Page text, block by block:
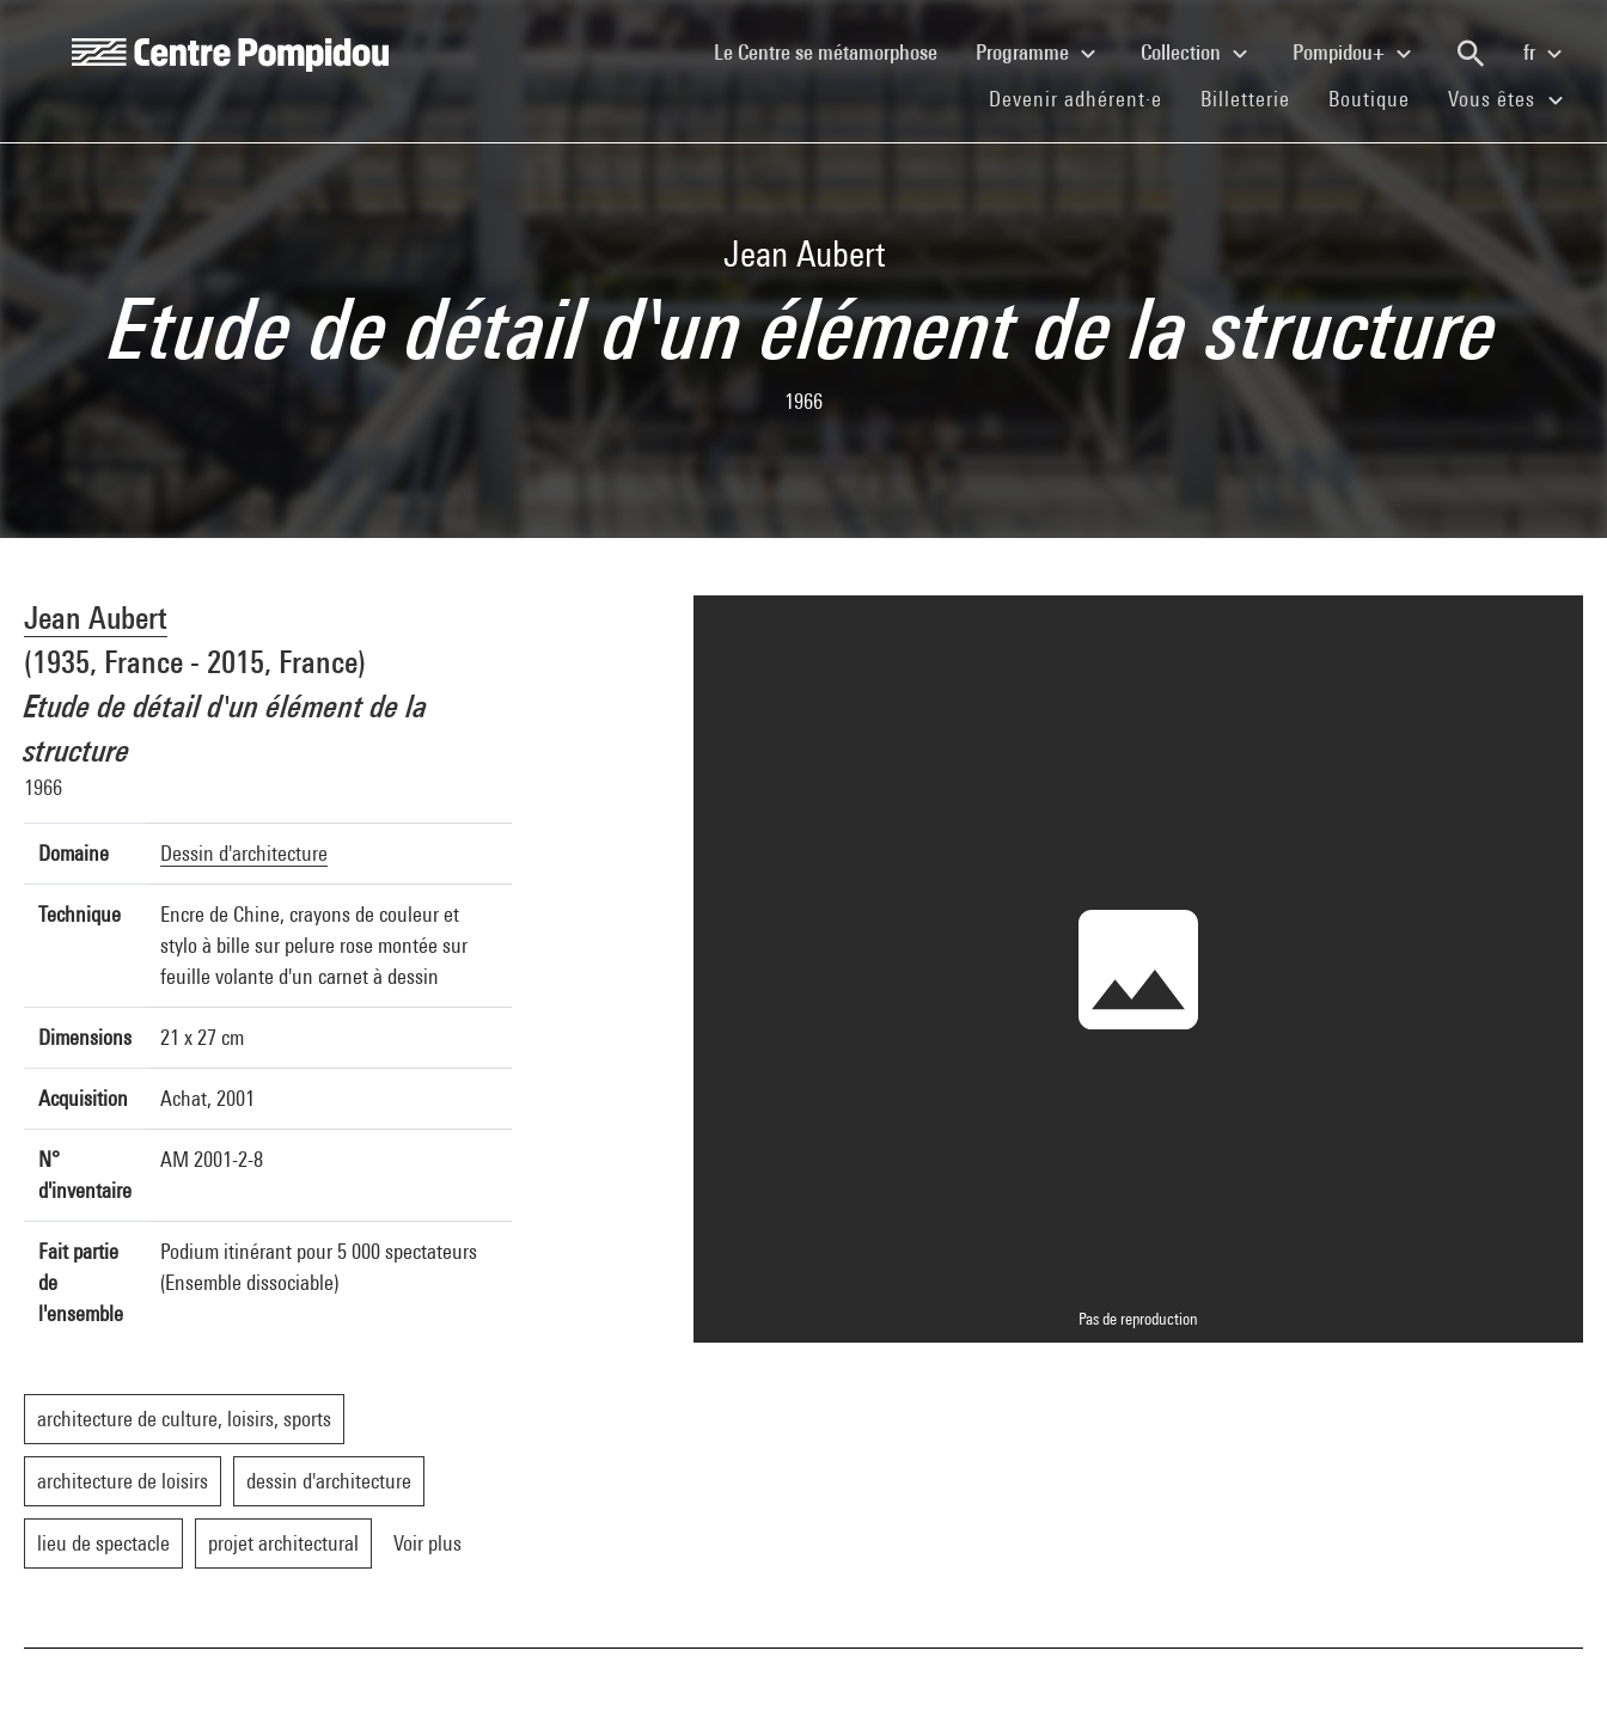
Le Centre se métamorphose(current)Programme Collection Pompidou+
fr
Devenir adhérent·e (current)
Billetterie (current)
Boutique (current)
Vous êtes
Jean Aubert
Etude de détail d'un élément de la structure
1966
Jean Aubert
(1935, France - 2015, France)
Etude de détail d'un élément de la
structure
1966
Domaine Dessin d'architecture
Technique
Encre de Chine, crayons de couleur et
stylo à bille sur pelure rose montée sur
feuille volante d'un carnet à dessin
Dimensions 21 x 27 cm
Acquisition Achat, 2001
N°
d'inventaire
AM 2001-2-8
Fait partie
de
l'ensemble
Podium itinérant pour 5 000 spectateurs
(Ensemble dissociable)
architecture de culture, loisirs, sports
architecture de loisirs dessin d'architecture
lieu de spectacle projet architectural Voir plus
Pas de reproduction